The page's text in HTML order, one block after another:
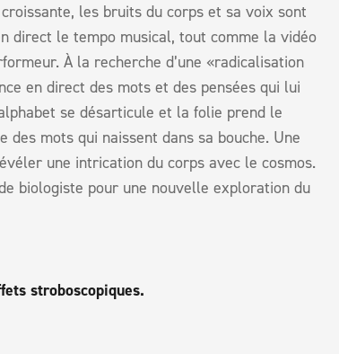
les bruits du corps et sa voix sont
direct le tempo musical, tout comme la vidéo
À la recherche d’une «radicalisation
en direct des mots et des pensées qui lui
se désarticule et la folie prend le
des mots qui naissent dans sa bouche. Une
une intrication du corps avec le cosmos.
biologiste pour une nouvelle exploration du
stroboscopiques.